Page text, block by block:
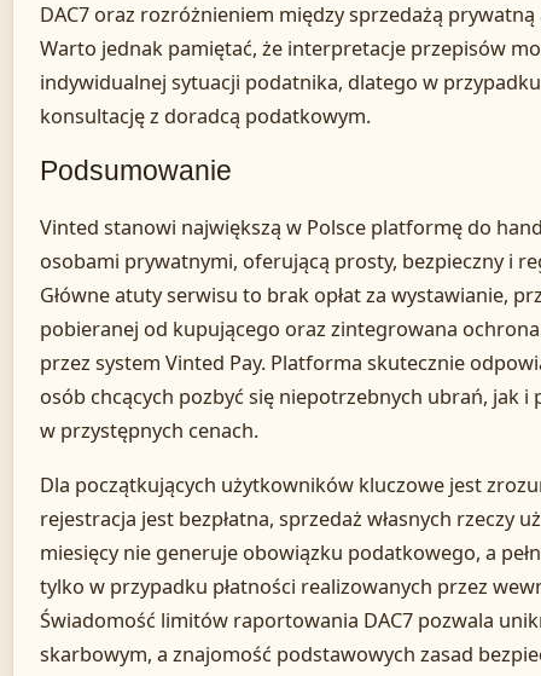
DAC7 oraz rozróżnieniem między sprzedażą prywatną
Warto jednak pamiętać, że interpretacje przepisów
indywidualnej sytuacji podatnika, dlatego w
konsultację z doradcą podatkowym.
Podsumowanie
Vinted stanowi największą w Polsce platformę do
osobami prywatnymi, oferującą prosty, bezpieczny i
Główne atuty serwisu to brak opłat za wystawianie,
pobieranej od kupującego oraz zintegrowana
przez system Vinted Pay. Platforma skutecznie
osób chcących pozbyć się niepotrzebnych ubrań, jak i
w przystępnych cenach.
Dla początkujących użytkowników kluczowe jest
rejestracja jest bezpłatna, sprzedaż własnych rzeczy
miesięcy nie generuje obowiązku podatkowego, a
tylko w przypadku płatności realizowanych przez
Świadomość limitów raportowania DAC7 pozwala
skarbowym, a znajomość podstawowych zasad